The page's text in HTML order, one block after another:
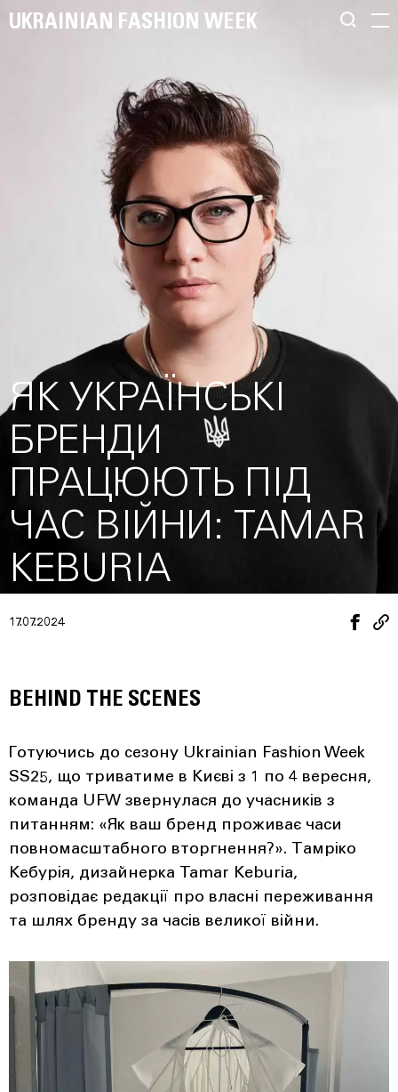
UKRAINIAN FASHION WEEK
ЯК УКРАЇНСЬКІ
БРЕНДИ
ПРАЦЮЮТЬ ПІД
ЧАС ВІЙНИ: TAMAR
KEBURIA
17.07.2024
BEHIND THE SCENES
Готуючись до cезону Ukrainian Fashion Week
SS25, що триватиме в Києві з 1 по 4 вересня,
команда UFW звернулася до учасників з
питанням: «Як ваш бренд проживає часи
повномасштабного вторгнення?». Тамріко
Кебурія, дизайнерка Tamar Keburia,
розповідає редакції про власні переживання
та шлях бренду за часів великої війни.